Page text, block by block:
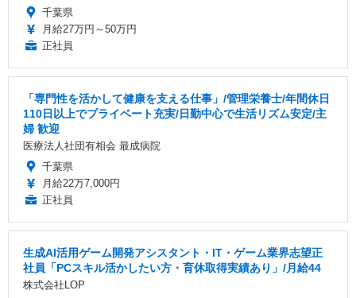
千葉県
月給27万円～50万円
正社員
「専門性を活かして健康を支える仕事」/管理栄養士/年間休日
110日以上でプライベート充実/日勤中心で生活リズム安定/主
婦 歓迎
医療法人社団有相会 最成病院
千葉県
月給22万7,000円
正社員
生成AI活用ゲーム開発アシスタント・IT・ゲーム業界志望正
社員「PCスキル活かしたい方・育休取得実績あり」/月給44
株式会社LOP